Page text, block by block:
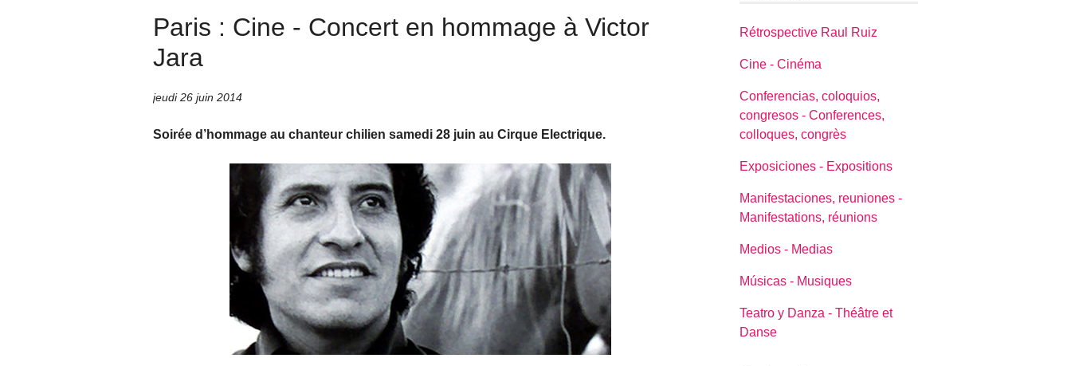
Paris : Cine - Concert en hommage à Victor
Jara
jeudi 26 juin 2014
Soirée d’hommage au chanteur chilien samedi 28 juin au Cirque Electrique.
Rétrospective Raul Ruiz
Cine - Cinéma
Conferencias, coloquios,
congresos - Conferences,
colloques, congrès
Exposiciones - Expositions
Manifestaciones, reuniones -
Manifestations, réunions
Medios - Medias
Músicas - Musiques
Teatro y Danza - Théâtre et
Danse